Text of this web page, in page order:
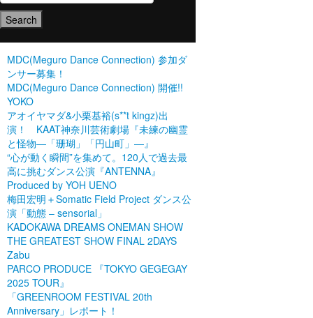
MDC(Meguro Dance Connection) 参加ダ
ンサー募集！
MDC(Meguro Dance Connection) 開催!!
YOKO
アオイヤマダ&小栗基裕(s**t kingz)出
演！ KAAT神奈川芸術劇場『未練の幽霊
と怪物―「珊瑚」「円山町」―』
“心が動く瞬間”を集めて。120人で過去最
高に挑むダンス公演『ANTENNA』
Produced by YOH UENO
梅田宏明＋Somatic Field Project ダンス公
演「動態 ‒ sensorial」
KADOKAWA DREAMS ONEMAN SHOW
THE GREATEST SHOW FINAL 2DAYS
Zabu
PARCO PRODUCE 『TOKYO GEGEGAY
2025 TOUR』
「GREENROOM FESTIVAL 20th
Anniversary」レポート！